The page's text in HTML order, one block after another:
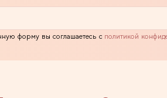
форму вы соглашаетесь с политикой